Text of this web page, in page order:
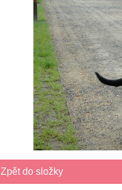
Zpět do složky